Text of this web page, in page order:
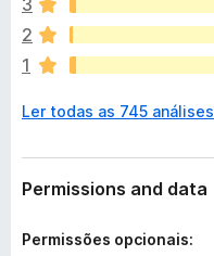
s
t
m
v
a
i
3
2
1
Ler todas as 745 análises
Permissions and data
Permissões opcionais: